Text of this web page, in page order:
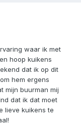
waar ik met
hoop kuikens
dat ik op dit
hem ergens
mijn buurman mij
dat ik dat moet
lieve kuikens te